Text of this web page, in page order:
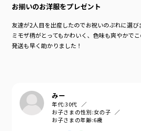
お揃いのお洋服をプレゼント
友達が2人目を出産したのでお祝いのぷれに選
ミモザ柄がとってもかわいく、色味も爽やかで
発送も早く助かりました！
みー
年代:30代
お子さまの性別:女の子
お子さまの年齢:6歳
-----
着用イメージ/カラー：ブルー
モデル：身長74.0cm 体重7.8kg
サイズ：サイズ80